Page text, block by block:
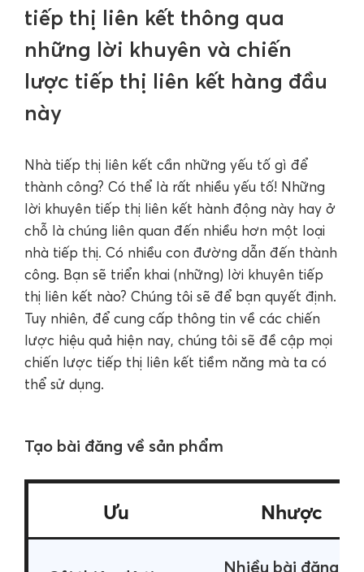
tiếp thị liên kết thông qua
những lời khuyên và chiến
lược tiếp thị liên kết hàng đầu
này
Nhà tiếp thị liên kết cần những yếu tố gì để
thành công? Có thể là rất nhiều yếu tố! Những
lời khuyên tiếp thị liên kết hành động này hay ở
chỗ là chúng liên quan đến nhiều hơn một loại
nhà tiếp thị. Có nhiều con đường dẫn đến thành
công. Bạn sẽ triển khai (những) lời khuyên tiếp
thị liên kết nào? Chúng tôi sẽ để bạn quyết định.
Tuy nhiên, để cung cấp thông tin về các chiến
lược hiệu quả hiện nay, chúng tôi sẽ đề cập mọi
chiến lược tiếp thị liên kết tiềm năng mà ta có
thể sử dụng.
Tạo bài đăng về sản phẩm
Ưu Nhược
Nhiều bài đăng